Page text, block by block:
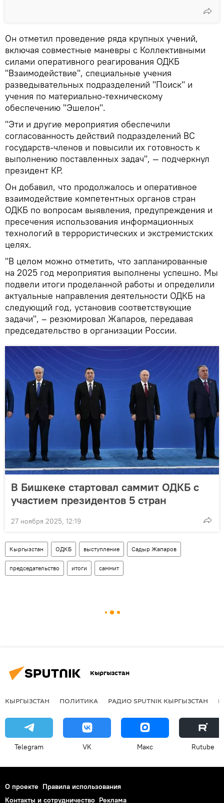
Он отметил проведение ряда крупных учений,
включая совместные маневры с Коллективными
силами оперативного реагирования ОДКБ
"Взаимодействие", специальные учения
разведывательных подразделений "Поиск" и
учения по материально-техническому
обеспечению "Эшелон".
"Эти и другие мероприятия обеспечили
согласованность действий подразделений ВС
государств-членов и повысили их готовность к
выполнению поставленных задач", — подчеркнул
президент КР.
Он добавил, что продолжалось и оперативное
взаимодействие компетентных органов стран
ОДКБ по вопросам выявления, предупреждения и
пресечения использования информационных
технологий в террористических и экстремистских
целях.
"В целом можно отметить, что запланированные
на 2025 год мероприятия выполнены успешно. Мы
подвели итоги проделанной работы и определили
актуальные направления деятельности ОДКБ на
следующий год, установив соответствующие
задачи", – резюмировал Жапаров, передавая
председательство в организации России.
В Бишкеке стартовал саммит ОДКБ с
участием президентов 5 стран
27 ноября 2025, 12:19
Кыргызстан ОДКБ выступление Садыр Жапаров
председательство итоги саммит
Кыргызстан
КЫРГЫЗСТАН ПОЛИТИКА РАДИО SPUTNIK КЫРГЫЗСТАН
Telegram VK Макс Rutube
О проекте Правила использования
Контакты и сотрудничество Реклама